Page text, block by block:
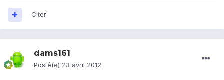
Citer
dams161
Posté(e) 23 avril 2012